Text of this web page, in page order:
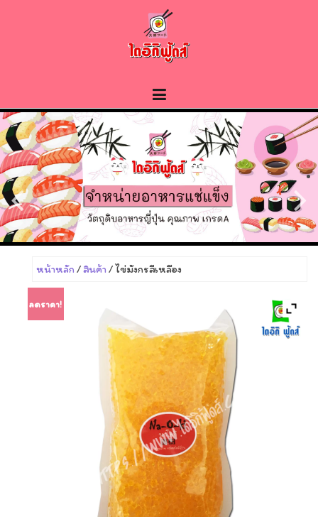
หน้าหลัก /สินค้า / ไข่มังกรสีเหลือง
ลดราคา!